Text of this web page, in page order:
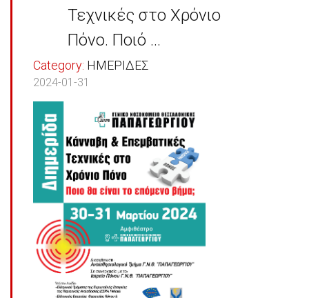
Τεχνικές στο Χρόνιο
Πόνο. Ποιό ...
Category: ΗΜΕΡΙΔΕΣ
2024-01-31